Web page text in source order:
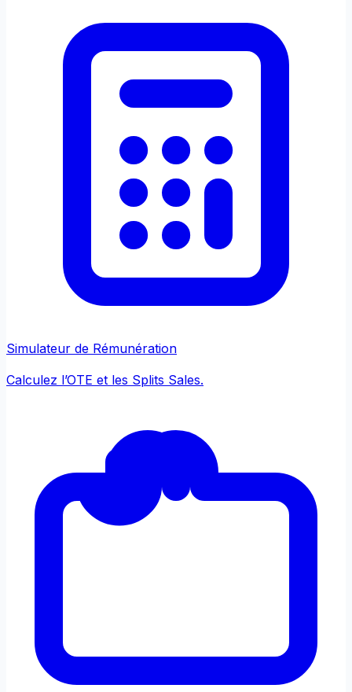
Simulateur de Rémunération
Calculez l’OTE et les Splits Sales.